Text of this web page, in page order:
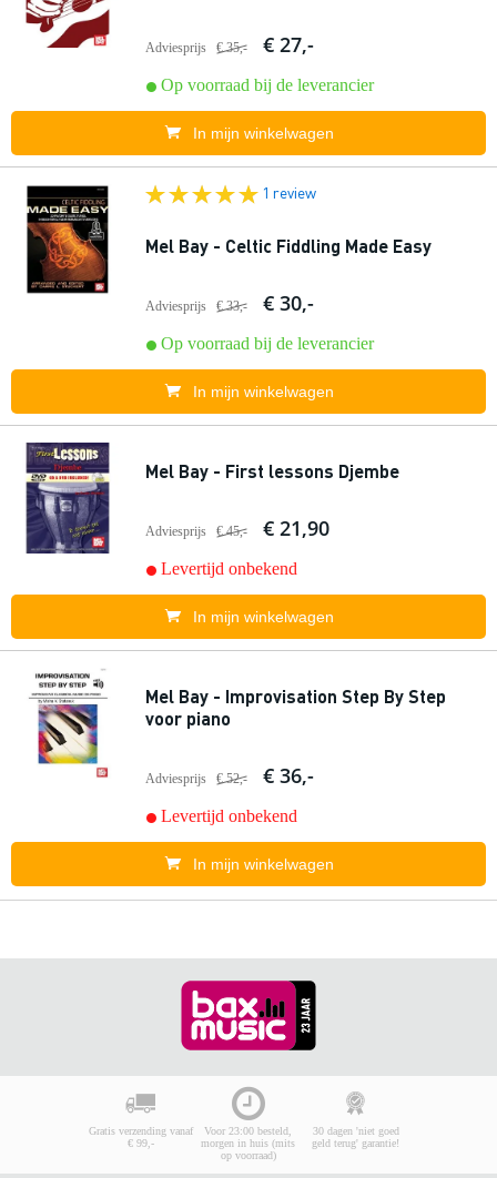
Adviesprijs € 35,- € 27,-
Op voorraad bij de leverancier
In mijn winkelwagen
1 review
Mel Bay - Celtic Fiddling Made Easy
Adviesprijs € 33,- € 30,-
Op voorraad bij de leverancier
In mijn winkelwagen
Mel Bay - First lessons Djembe
Adviesprijs € 45,- € 21,90
Levertijd onbekend
In mijn winkelwagen
Mel Bay - Improvisation Step By Step
voor piano
Adviesprijs € 52,- € 36,-
Levertijd onbekend
In mijn winkelwagen
Gratis verzending vanaf
€ 99,-
Voor 23:00 besteld,
morgen in huis (mits
op voorraad)
30 dagen 'niet goed
geld terug' garantie!